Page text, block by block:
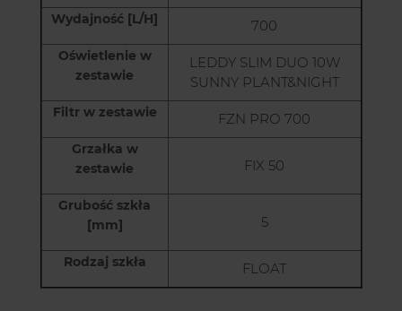
Wydajność [L/H] 700
Oświetlenie w
zestawie
LEDDY SLIM DUO 10W
SUNNY PLANT&NIGHT
Filtr w zestawie FZN PRO 700
Grzałka w
zestawie
FIX 50
Grubość szkła
[mm]
5
Rodzaj szkła FLOAT